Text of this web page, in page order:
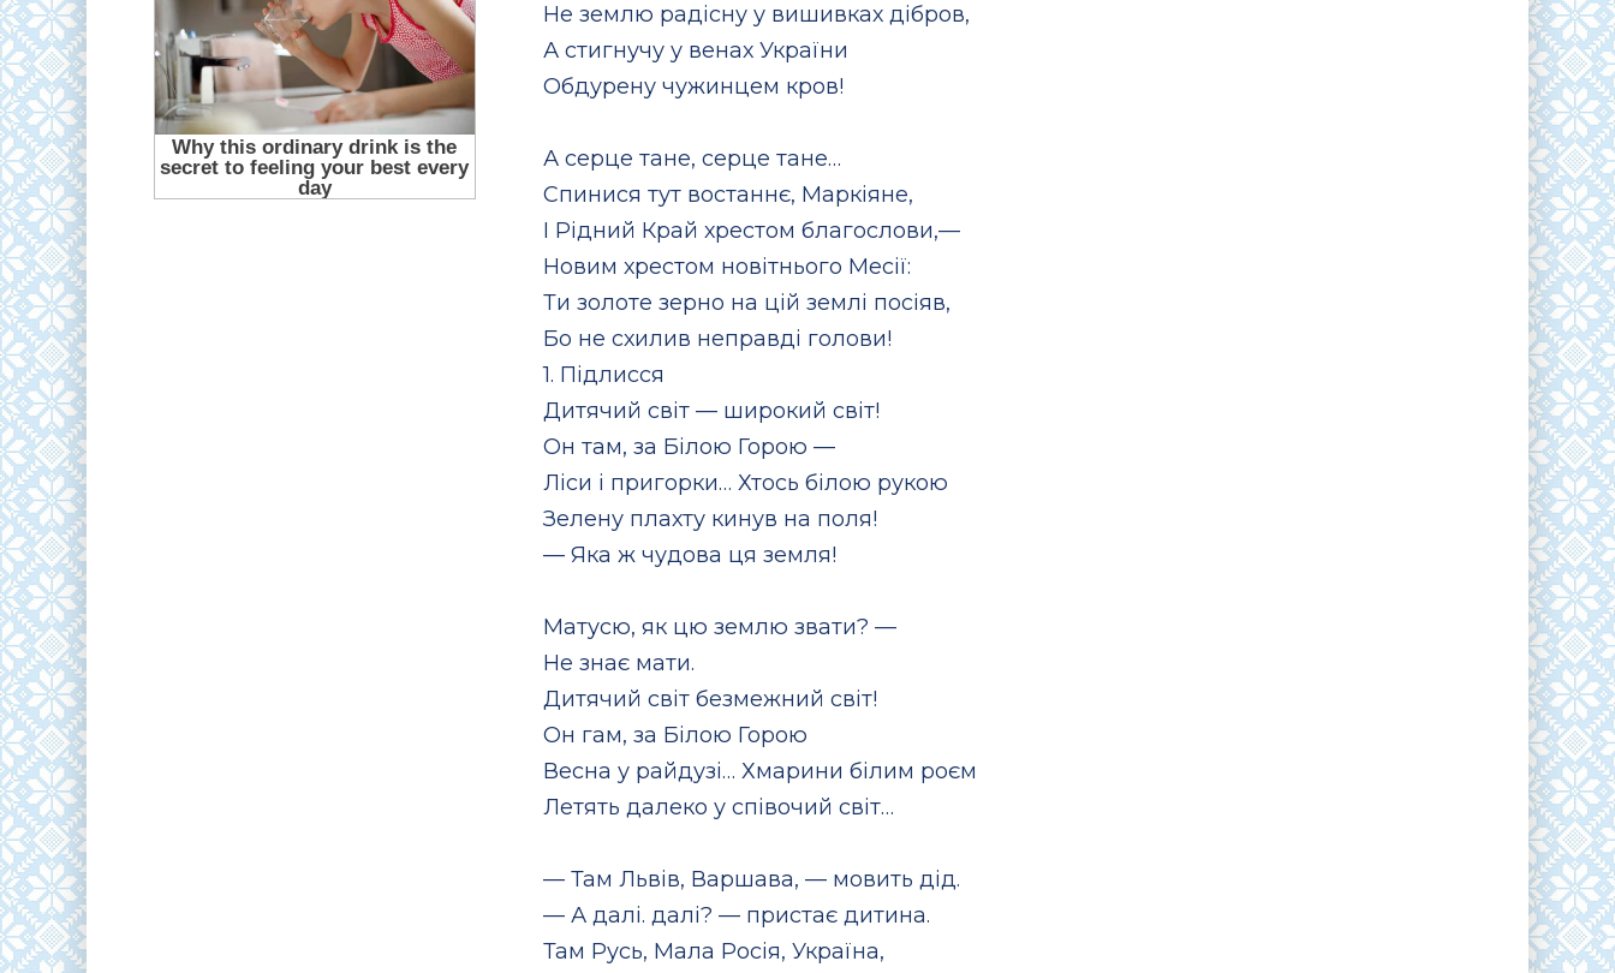
Не землю радісну у вишивках дібров,
А стигнучу у венах України
Обдурену чужинцем кров!
А серце тане, серце тане…
Спинися тут востаннє, Маркіяне,
І Рідний Край хрестом благослови,—
Новим хрестом новітнього Месії:
Ти золоте зерно на цій землі посіяв,
Бо не схилив неправді голови!
1. Підлисся
Дитячий світ — широкий світ!
Он там, за Білою Горою —
Ліси і пригорки… Хтось білою рукою
Зелену плахту кинув на поля!
— Яка ж чудова ця земля!
Матусю, як цю землю звати? —
Не знає мати.
Дитячий світ безмежний світ!
Он гам, за Білою Горою
Весна у райдузі… Хмарини білим роєм
Летять далеко у співочий світ…
— Там Львів, Варшава, — мовить дід.
— А далі. далі? — пристає дитина.
Там Русь, Мала Росія, Україна,